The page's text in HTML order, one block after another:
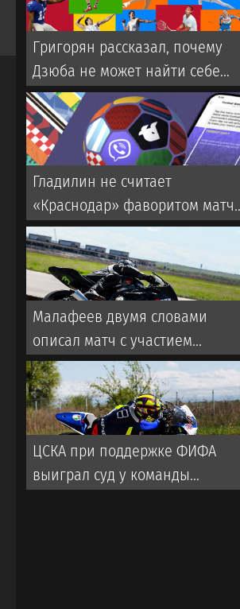
Григорян рассказал, почему
Дзюба не может найти себе
команду в РПЛ
Гладилин не считает
«Краснодар» фаворитом
со «Спартаком» в РПЛ
Малафеев двумя словами
описал матч с участием
ветеранов «Зенита». Во время
игры использовалась
пиротехника
ЦСКА при поддержке ФИФА
выиграл суд у команды